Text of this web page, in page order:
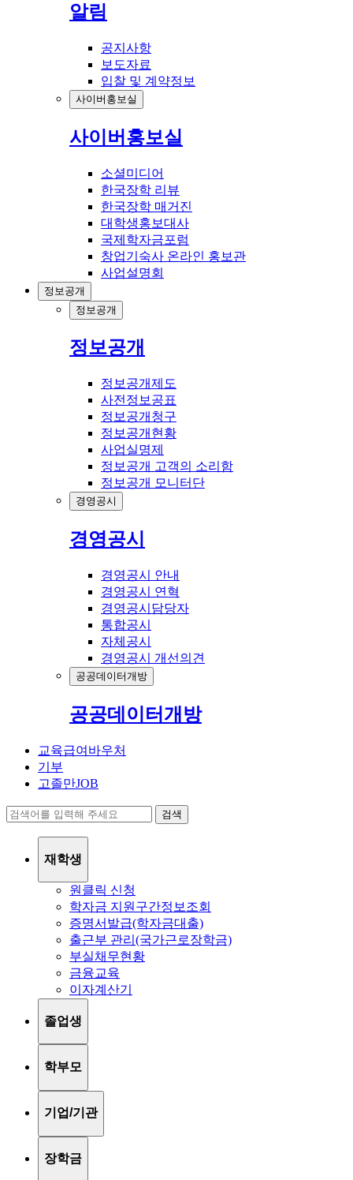
알림
공지사항
보도자료
입찰 및 계약정보
사이버홍보실
사이버홍보실
소셜미디어
한국장학 리뷰
한국장학 매거진
대학생홍보대사
국제학자금포럼
창업기숙사 온라인 홍보관
사업설명회
정보공개
정보공개
정보공개
정보공개제도
사전정보공표
정보공개청구
정보공개현황
사업실명제
정보공개 고객의 소리함
정보공개 모니터단
경영공시
경영공시
경영공시 안내
경영공시 연혁
경영공시담당자
통합공시
자체공시
경영공시 개선의견
공공데이터개방
공공데이터개방
교육급여바우처
기부
고졸만JOB
검색
재학생
원클릭 신청
학자금 지원구간정보조회
증명서발급(학자금대출)
출근부 관리(국가근로장학금)
부실채무현황
금융교육
이자계산기
졸업생
학부모
기업/기관
장학금